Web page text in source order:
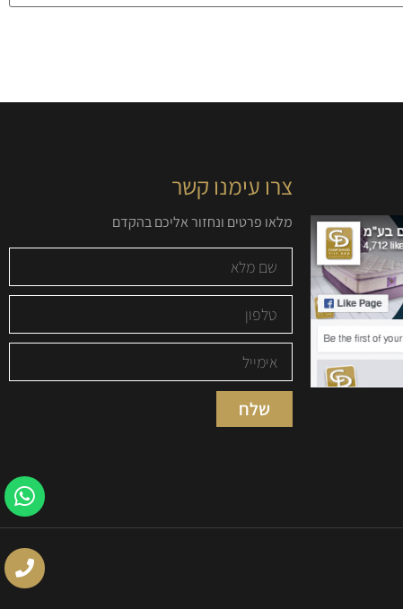
צרו עימנו קשר
מלאו פרטים ונחזור אליכם בהקדם
שלח